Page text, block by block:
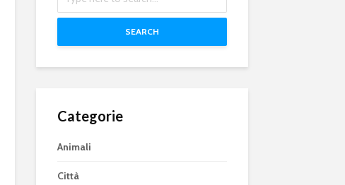
SEARCH
Categorie
Animali
Città